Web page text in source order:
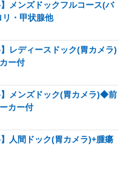
メンズドックフルコース(バ
・甲状腺他
レディースドック(胃カメラ)
ー付
】メンズドック(胃カメラ)◆前
カー付
人間ドック(胃カメラ)+腫瘍